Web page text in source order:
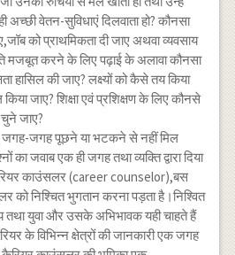
अच्छी वेतन-सुविधाएं दिलवाता हो? कौनसा
को प्राथमिकता दी जाए अथवा व्यवसाय
मजबूत करने के लिए पढ़ाई के अलावा कौनसा
हासिल की जाए? लक्ष्यों को कैसे तय किया
जाए? शिक्षा एवं प्रशिक्षण के लिए कौनसे
जाए?
जगह-जगह पूछने या भटकने से नहीं मिल
का जवाब एक ही जगह तथा व्यक्ति द्वारा दिया
काउंसलर (career counselor),बस
निश्चित भुगतान करना पड़ता है।निश्वित
युवा और उसके अभिभावक यही चाहते हैं
के विभिन्न क्षेत्रों की जानकारी एक जगह